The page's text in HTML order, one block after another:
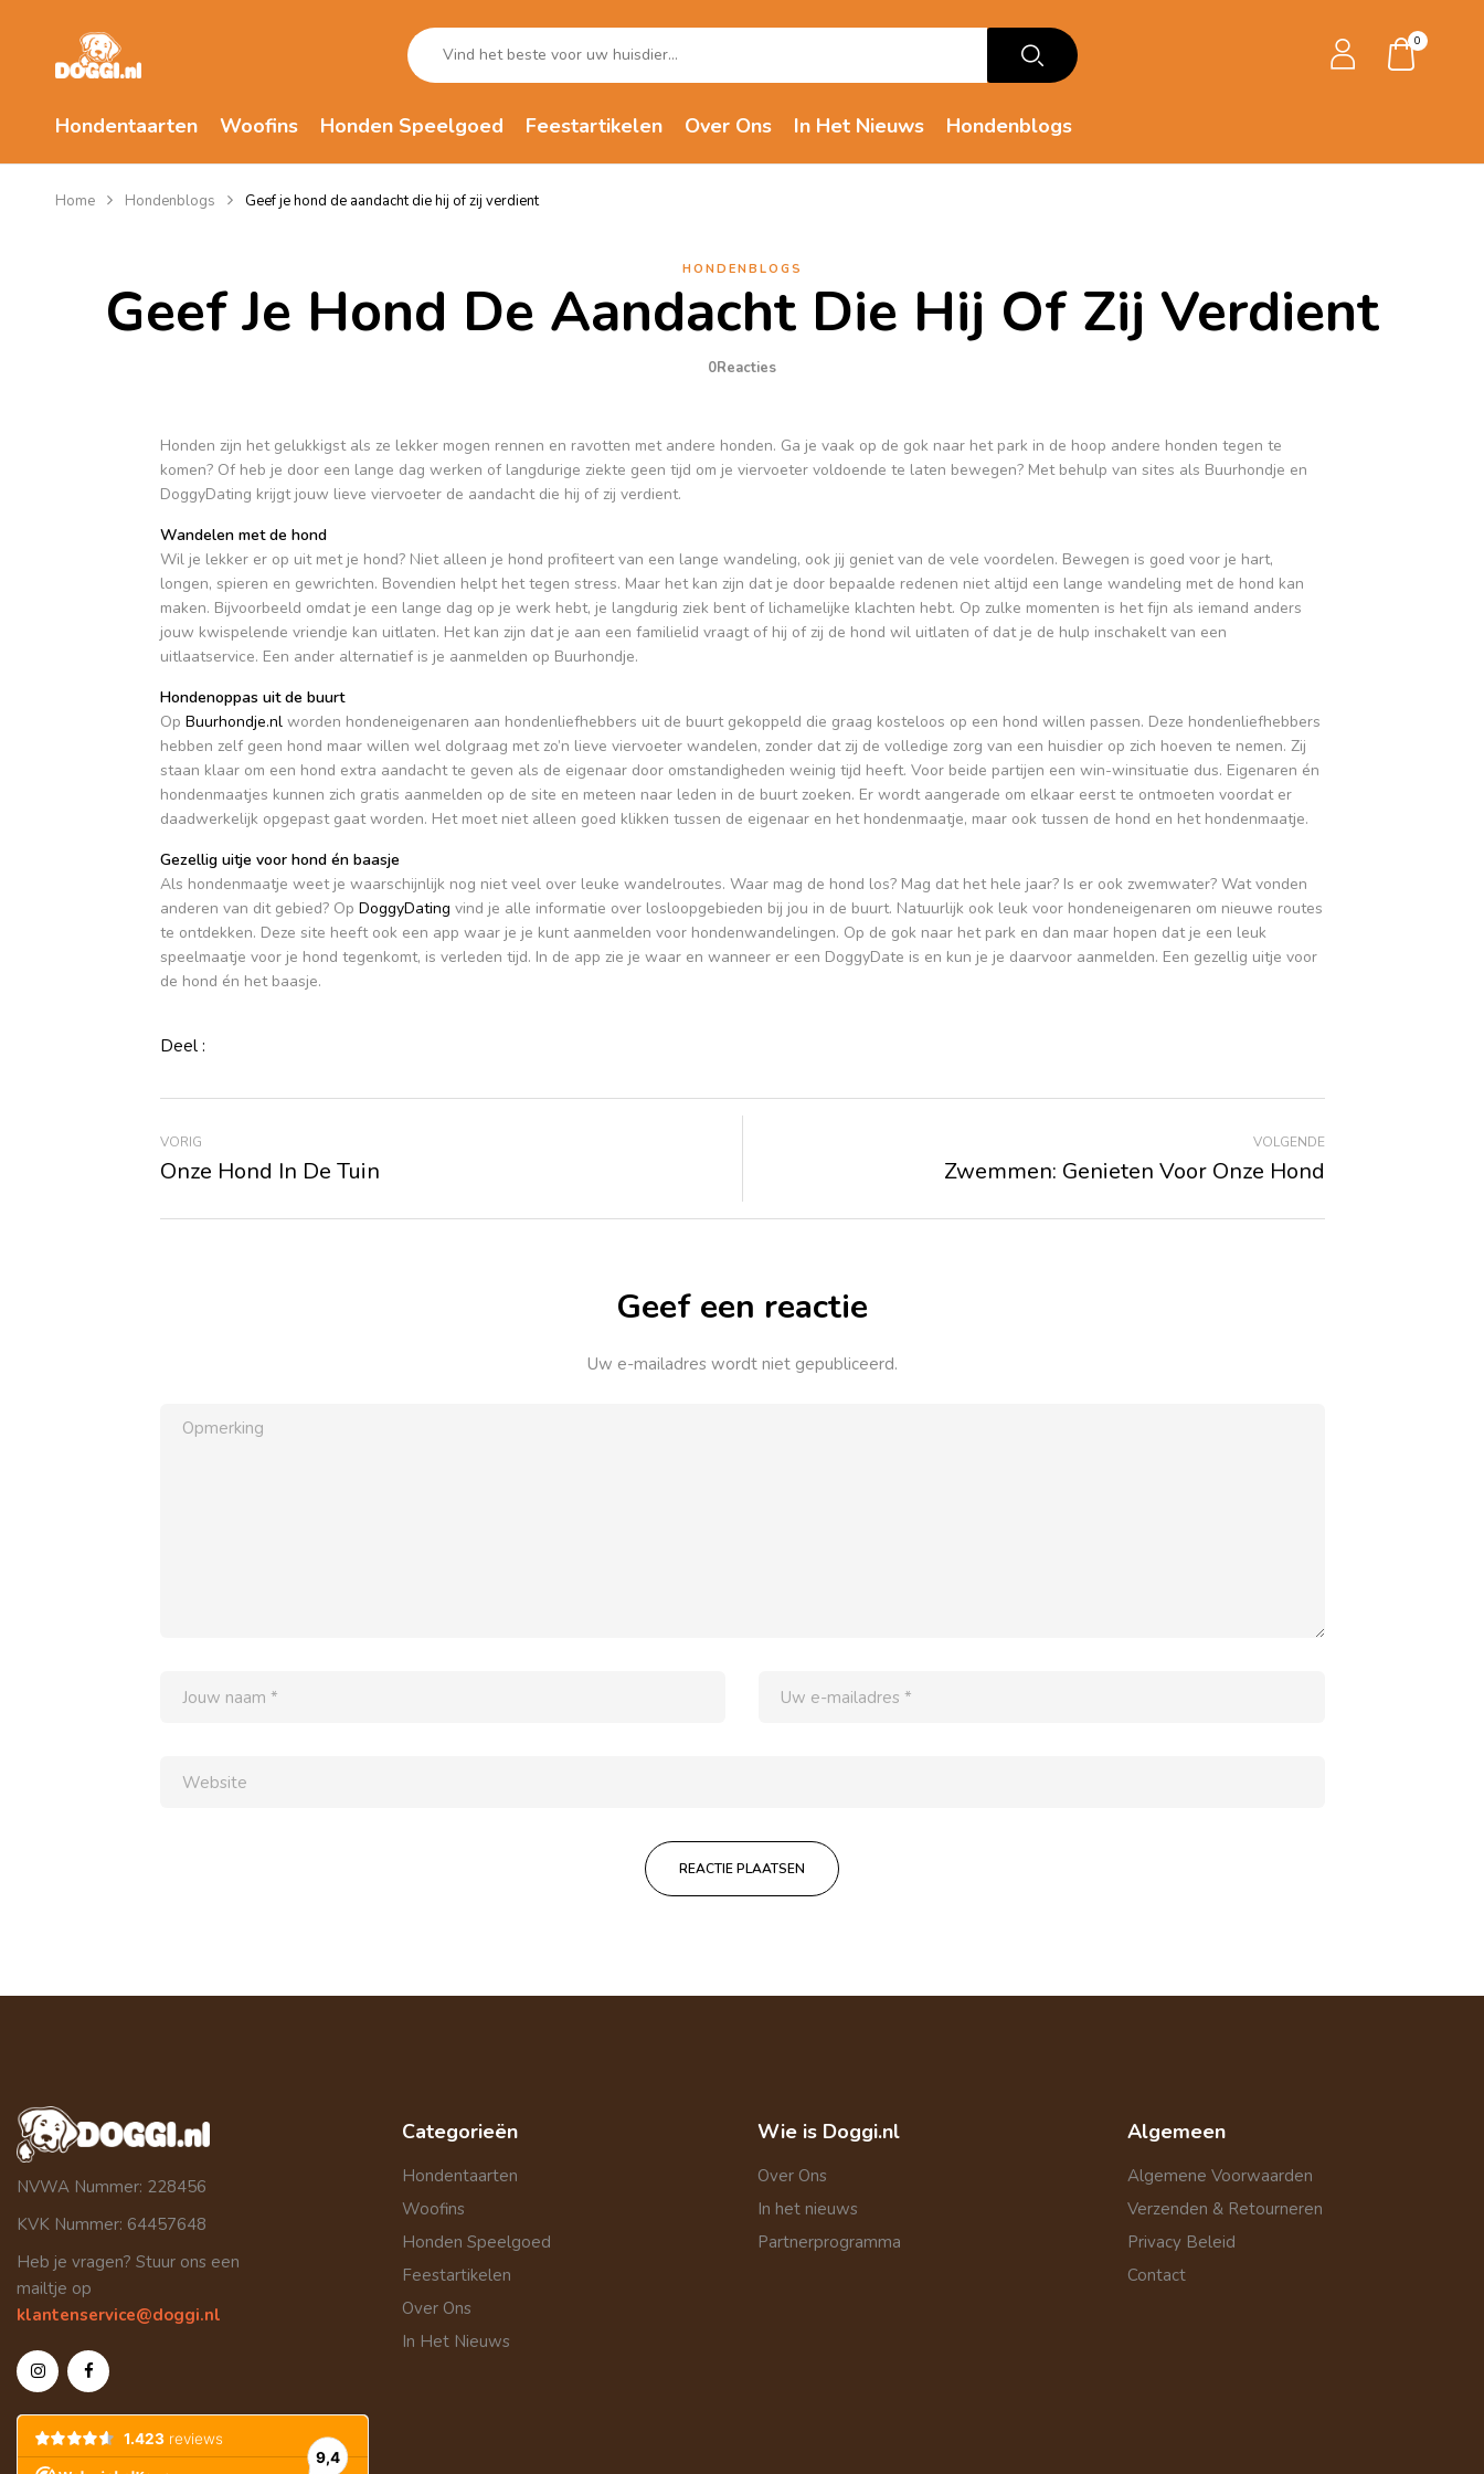
0
Hondentaarten Woofins Honden Speelgoed Feestartikelen Over Ons In Het Nieuws Hondenblogs
Home Hondenblogs Geef je hond de aandacht die hij of zij verdient
HONDENBLOGS
Geef Je Hond De Aandacht Die Hij Of Zij Verdient
0Reacties
Honden zijn het gelukkigst als ze lekker mogen rennen en ravotten met andere honden. Ga je vaak op de gok naar het park in de hoop andere honden tegen te
komen? Of heb je door een lange dag werken of langdurige ziekte geen tijd om je viervoeter voldoende te laten bewegen? Met behulp van sites als Buurhondje en
DoggyDating krijgt jouw lieve viervoeter de aandacht die hij of zij verdient.
Wandelen met de hond
Wil je lekker er op uit met je hond? Niet alleen je hond profiteert van een lange wandeling, ook jij geniet van de vele voordelen. Bewegen is goed voor je hart,
longen, spieren en gewrichten. Bovendien helpt het tegen stress. Maar het kan zijn dat je door bepaalde redenen niet altijd een lange wandeling met de hond kan
maken. Bijvoorbeeld omdat je een lange dag op je werk hebt, je langdurig ziek bent of lichamelijke klachten hebt. Op zulke momenten is het fijn als iemand anders
jouw kwispelende vriendje kan uitlaten. Het kan zijn dat je aan een familielid vraagt of hij of zij de hond wil uitlaten of dat je de hulp inschakelt van een
uitlaatservice. Een ander alternatief is je aanmelden op Buurhondje.
Hondenoppas uit de buurt
Op Buurhondje.nlworden hondeneigenaren aan hondenliefhebbers uit de buurt gekoppeld die graag kosteloos op een hond willen passen. Deze hondenliefhebbers
hebben zelf geen hond maar willen wel dolgraag met zo’n lieve viervoeter wandelen, zonder dat zij de volledige zorg van een huisdier op zich hoeven te nemen. Zij
staan klaar om een hond extra aandacht te geven als de eigenaar door omstandigheden weinig tijd heeft. Voor beide partijen een win-winsituatie dus. Eigenaren én
hondenmaatjes kunnen zich gratis aanmelden op de site en meteen naar leden in de buurt zoeken. Er wordt aangerade om elkaar eerst te ontmoeten voordat er
daadwerkelijk opgepast gaat worden. Het moet niet alleen goed klikken tussen de eigenaar en het hondenmaatje, maar ook tussen de hond en het hondenmaatje.
Gezellig uitje voor hond én baasje
Als hondenmaatje weet je waarschijnlijk nog niet veel over leuke wandelroutes. Waar mag de hond los? Mag dat het hele jaar? Is er ook zwemwater? Wat vonden
anderen van dit gebied? Op DoggyDating vind je alle informatie over losloopgebieden bij jou in de buurt. Natuurlijk ook leuk voor hondeneigenaren om nieuwe routes
te ontdekken. Deze site heeft ook een app waar je je kunt aanmelden voor hondenwandelingen. Op de gok naar het park en dan maar hopen dat je een leuk
speelmaatje voor je hond tegenkomt, is verleden tijd. In de app zie je waar en wanneer er een DoggyDate is en kun je je daarvoor aanmelden. Een gezellig uitje voor
de hond én het baasje.
Deel :
VORIG
Onze Hond In De Tuin
VOLGENDE
Zwemmen: Genieten Voor Onze Hond
Geef een reactie
Uw e-mailadres wordt niet gepubliceerd.
NVWA Nummer: 228456
KVK Nummer: 64457648
Heb je vragen? Stuur ons een
mailtje op
klantenservice@doggi.nl
Categorieën
Hondentaarten
Woofins
Honden Speelgoed
Feestartikelen
Over Ons
In Het Nieuws
Wie is Doggi.nl
Over Ons
In het nieuws
Partnerprogramma
Algemeen
Algemene Voorwaarden
Verzenden & Retourneren
Privacy Beleid
Contact